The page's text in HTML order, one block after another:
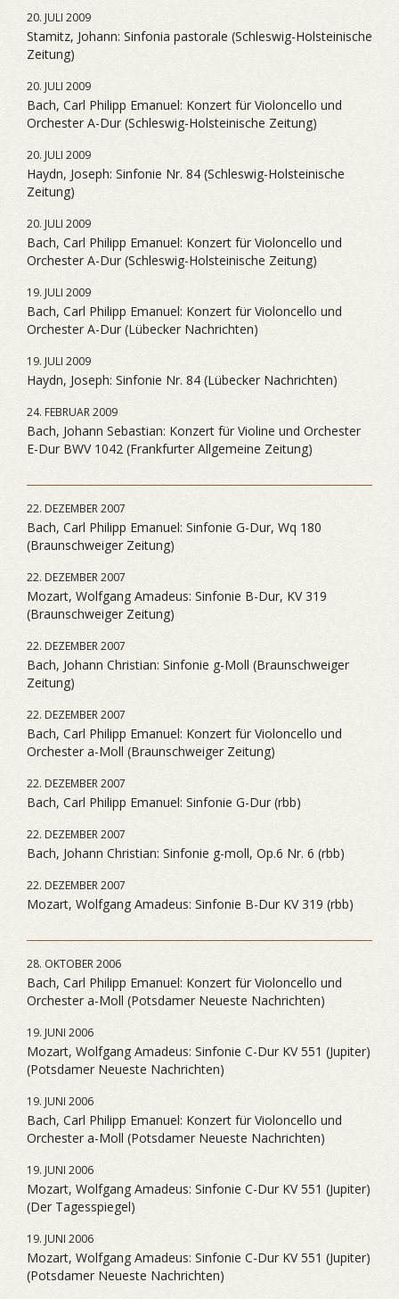
20. JULI 2009
Stamitz, Johann: Sinfonia pastorale (Schleswig-Holsteinische
Zeitung)
20. JULI 2009
Bach, Carl Philipp Emanuel: Konzert für Violoncello und
Orchester A-Dur (Schleswig-Holsteinische Zeitung)
20. JULI 2009
Haydn, Joseph: Sinfonie Nr. 84 (Schleswig-Holsteinische
Zeitung)
20. JULI 2009
Bach, Carl Philipp Emanuel: Konzert für Violoncello und
Orchester A-Dur (Schleswig-Holsteinische Zeitung)
19. JULI 2009
Bach, Carl Philipp Emanuel: Konzert für Violoncello und
Orchester A-Dur (Lübecker Nachrichten)
19. JULI 2009
Haydn, Joseph: Sinfonie Nr. 84 (Lübecker Nachrichten)
24. FEBRUAR 2009
Bach, Johann Sebastian: Konzert für Violine und Orchester
E-Dur BWV 1042 (Frankfurter Allgemeine Zeitung)
22. DEZEMBER 2007
Bach, Carl Philipp Emanuel: Sinfonie G-Dur, Wq 180
(Braunschweiger Zeitung)
22. DEZEMBER 2007
Mozart, Wolfgang Amadeus: Sinfonie B-Dur, KV 319
(Braunschweiger Zeitung)
22. DEZEMBER 2007
Bach, Johann Christian: Sinfonie g-Moll (Braunschweiger
Zeitung)
22. DEZEMBER 2007
Bach, Carl Philipp Emanuel: Konzert für Violoncello und
Orchester a-Moll (Braunschweiger Zeitung)
22. DEZEMBER 2007
Bach, Carl Philipp Emanuel: Sinfonie G-Dur (rbb)
22. DEZEMBER 2007
Bach, Johann Christian: Sinfonie g-moll, Op.6 Nr. 6 (rbb)
22. DEZEMBER 2007
Mozart, Wolfgang Amadeus: Sinfonie B-Dur KV 319 (rbb)
28. OKTOBER 2006
Bach, Carl Philipp Emanuel: Konzert für Violoncello und
Orchester a-Moll (Potsdamer Neueste Nachrichten)
19. JUNI 2006
Mozart, Wolfgang Amadeus: Sinfonie C-Dur KV 551 (Jupiter)
(Potsdamer Neueste Nachrichten)
19. JUNI 2006
Bach, Carl Philipp Emanuel: Konzert für Violoncello und
Orchester a-Moll (Potsdamer Neueste Nachrichten)
19. JUNI 2006
Mozart, Wolfgang Amadeus: Sinfonie C-Dur KV 551 (Jupiter)
(Der Tagesspiegel)
19. JUNI 2006
Mozart, Wolfgang Amadeus: Sinfonie C-Dur KV 551 (Jupiter)
(Potsdamer Neueste Nachrichten)